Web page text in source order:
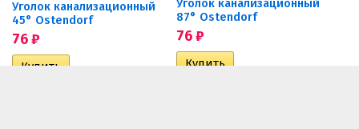
Уголок канализационный
45° Ostendorf
76₽
Уголок канализационный
87° Ostendorf
76₽